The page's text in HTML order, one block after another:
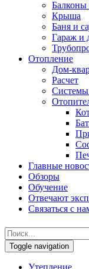
Крыша
Баня и
Гараж и
Отопление
Дом-
Расчет
Главные
Обзоры
Обучение
Отвечают
Связаться с
Toggle navigation
Утепление